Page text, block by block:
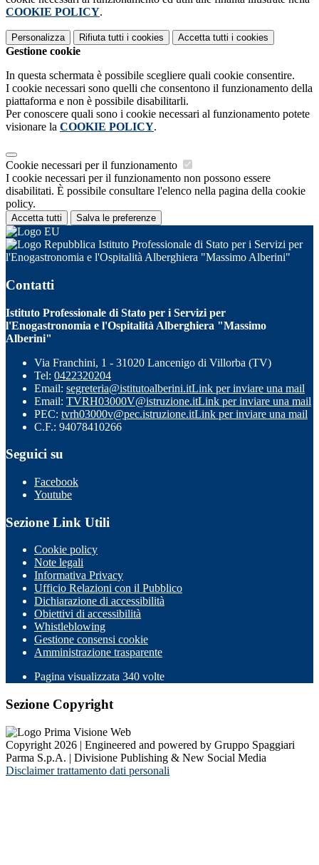
COOKIE POLICY.
Personalizza Rifiuta tutti i cookies Accetta tutti i cookies
Gestione cookie
In questa schermata è possibile scegliere quali cookie consentire.
I cookie necessari sono quelli che consentono il funzionamento della
piattaforma e non è possibile disabilitarli.
Per conoscere quali sono i cookie necessari al funzionamento potete
visionare la COOKIE POLICY.
Cookie necessari per il funzionamento
I cookie necessari per il funzionamento non possono essere
disabilitati. È possibile consultare l'elenco nella pagina della cookie
policy.
Accetta tutti Salva le preferenze
Istituto Professionale di Stato per i Servizi per
l'Enogastronomia e l'Ospitalità Alberghiera "Massimo Alberini"
Contatti
Istituto Professionale di Stato per i Servizi per
l'Enogastronomia e l'Ospitalità Alberghiera "Massimo
Alberini"
Via Franchini, 1 - 31020 Lancenigo di Villorba (TV)
Tel: 0422320204
Email: segreteria@istitutoalberini.itLink per inviare una mail
Email: TVRH03000V@istruzione.itLink per inviare una mail
PEC: tvrh03000v@pec.istruzione.itLink per inviare una mail
C.F.: 94078410266
Seguici su
Facebook
Youtube
Sezione Link Utili
Cookie policy
Note legali
Informativa Privacy
Ufficio Relazioni con il Pubblico
Dichiarazione di accessibilità
Obiettivi di accessibilità
Whistleblowing
Gestione consensi cookie
Amministrazione trasparente
Pagina visualizzata 340 volte
Sezione Copyright
Copyright 2026 | Engineered and powered by Gruppo Spaggiari
Parma S.p.A. | Divisione Publishing & New Social Media
Disclaimer trattamento dati personali